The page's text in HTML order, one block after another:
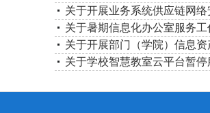
关于开展业务系统供应链网
关于暑期信息化办公室服务
关于开展部门（学院）信息
关于学校智慧教室云平台暂